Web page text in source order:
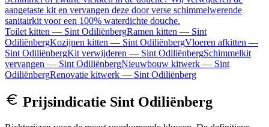
aangetaste kit en vervangen deze door verse schimmelwerende
sanitairkit voor een 100% waterdichte douche.
Toilet kitten — Sint OdiliënbergRamen kitten — Sint
OdiliënbergKozijnen kitten — Sint OdiliënbergVloeren afkitten —
Sint OdiliënbergKit verwijderen — Sint OdiliënbergSchimmelkit
vervangen — Sint OdiliënbergNieuwbouw kitwerk — Sint
OdiliënbergRenovatie kitwerk — Sint Odiliënberg
Prijsindicatie Sint Odiliënberg